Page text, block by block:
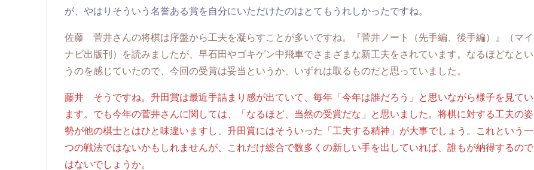
が、やはりそういう名誉ある賞を自分にいただけたのはとてもうれしかったですね。
佐藤 菅井さんの将棋は序盤から工夫を凝らすことが多いですね。『菅井ノート（先手編、後手編）』（マイ
ナビ出版刊）を読みましたが、早石田やゴキゲン中飛車でさまざまな新工夫をされています。なるほどなとい
うのを感じていたので、今回の受賞は妥当というか、いずれは取るものだと思っていました。
藤井 そうですね。升田賞は最近手詰まり感が出ていて、毎年「今年は誰だろう」と思いながら様子を見てい
ます。でも今年の菅井さんに関しては、「なるほど、当然の受賞だな」と思いました。将棋に対する工夫の姿
勢が他の棋士とはひと味違いますし、升田賞にはそういった「工夫する精神」が大事でしょう。これという一
つの戦法ではないかもしれませんが、これだけ総合で数多くの新しい手を出していれば、誰もが納得するので
はないでしょうか。